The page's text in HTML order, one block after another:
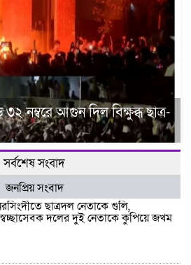
নম্বরে আগুন দিল বিক্ষুব্ধ ছাত্র-
সর্বশেষ সংবাদ
জনপ্রিয় সংবাদ
ছাত্রদল নেতাকে গুলি,
দলের দুই নেতাকে কুপিয়ে জখম